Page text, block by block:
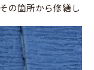
の箇所から修繕し